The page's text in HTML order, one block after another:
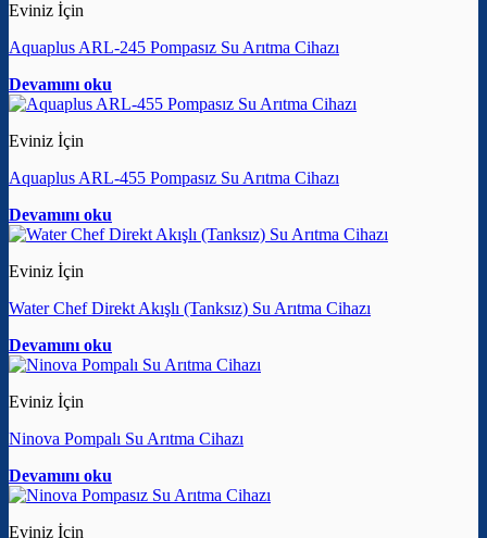
Eviniz İçin
Aquaplus ARL-245 Pompasız Su Arıtma Cihazı
Devamını oku
Eviniz İçin
Aquaplus ARL-455 Pompasız Su Arıtma Cihazı
Devamını oku
Eviniz İçin
Water Chef Direkt Akışlı (Tanksız) Su Arıtma Cihazı
Devamını oku
Eviniz İçin
Ninova Pompalı Su Arıtma Cihazı
Devamını oku
Eviniz İçin